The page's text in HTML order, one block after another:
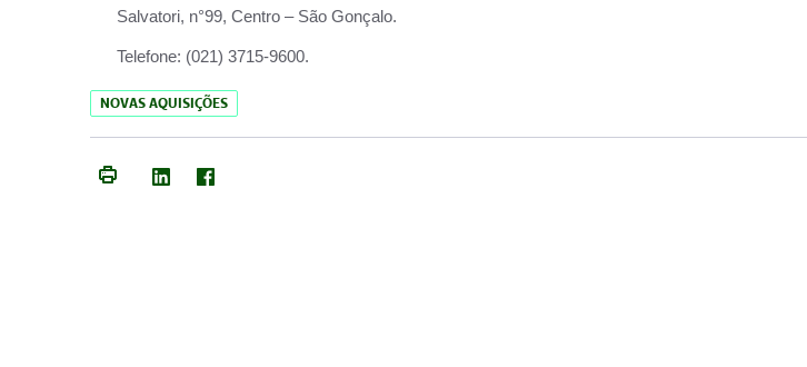
Salvatori, n°99, Centro – São Gonçalo.
Telefone: (021) 3715-9600.
NOVAS AQUISIÇÕES